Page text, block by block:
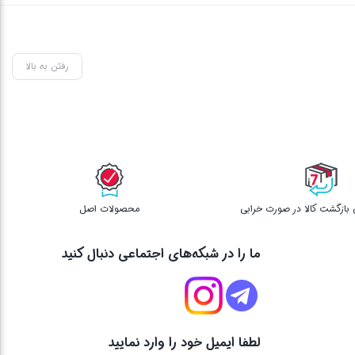
رفتن به بالا
محصولات اصل
ما را در شبکه‌های اجتماعی دنبال کنید
لطفا ایمیل خود را وارد نمایید